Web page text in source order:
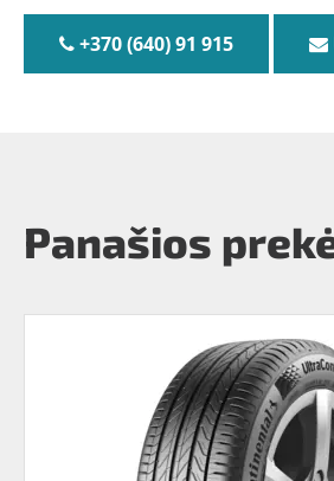
+370 (640) 91 915
Panašios